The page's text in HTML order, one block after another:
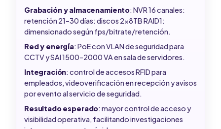
Grabación y almacenamiento: NVR 16 canales:
retención 21–30 días: discos 2x8TB RAID1:
dimensionado según fps/bitrate/retención.
Red y energía: PoE con VLAN de seguridad para
CCTV y SAI 1500–2000 VA en sala de servidores.
Integración: control de accesos RFID para
empleados, videoverificación en recepción y avisos
por evento al servicio de seguridad.
Resultado esperado: mayor control de acceso y
visibilidad operativa, facilitando investigaciones